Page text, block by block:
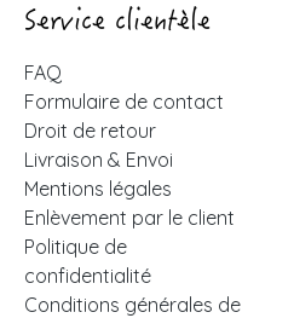
Service clientèle
FAQ
Formulaire de contact
Droit de retour
Livraison & Envoi
Mentions légales
Enlèvement par le client
Politique de
confidentialité
Conditions générales de